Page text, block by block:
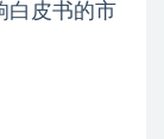
白皮书的市